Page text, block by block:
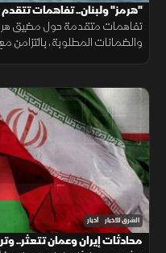
"هرمز" ولبنان.. تفاهمات
تفاهمات متقدمة حول مضيق هرمز
والضمانات المطلوبة، بالتزامن
الشرق للأخبار أخبار
محادثات إيران وعمان تتعثر..